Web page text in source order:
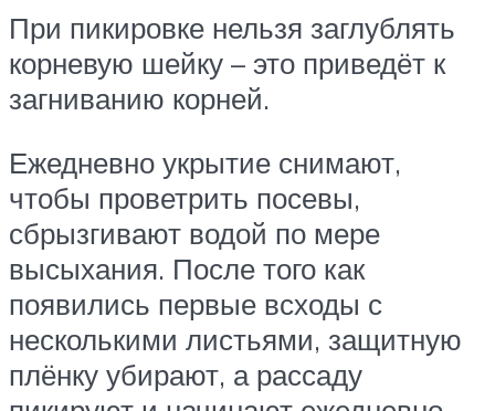
При пикировке нельзя заглублять
корневую шейку – это приведёт к
загниванию корней.
Ежедневно укрытие снимают,
чтобы проветрить посевы,
сбрызгивают водой по мере
высыхания. После того как
появились первые всходы с
несколькими листьями, защитную
плёнку убирают, а рассаду